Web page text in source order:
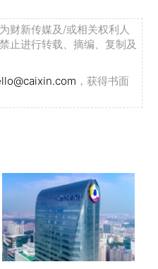
财新传媒及/或相关权利人
止进行转载、摘编、复制及
，获得书面